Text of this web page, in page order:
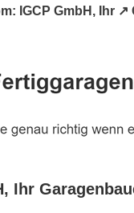
IGCP GmbH, Ihr
Ihr